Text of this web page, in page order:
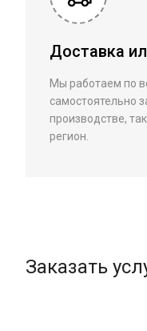
Доставка
Мы работаем по
самостоятельно
производстве,
регион.
Заказать